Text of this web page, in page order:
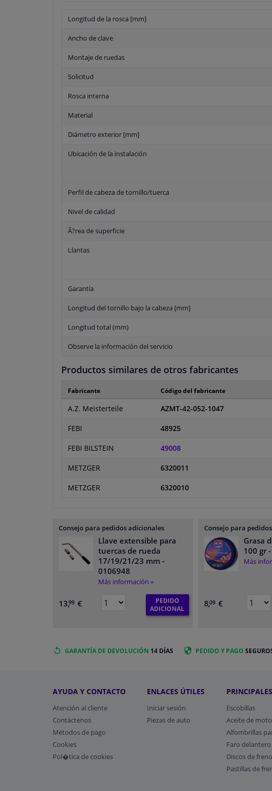
Longitud de la rosca [mm]
Ancho de clave
Montaje de ruedas
Solicitud
Rosca interna
Material
Diámetro exterior [mm]
Ubicación de la instalación
Perfil de cabeza de tornillo/tuerca
Nivel de calidad
Ã?rea de superficie
Llantas
Garantía
Longitud del tornillo bajo la cabeza [mm]
Longitud total (mm)
Observe la información del servicio
Productos similares de otros fabricantes
Fabricante Código del fabricante
A.Z. Meisterteile AZMT-42-052-1047
FEBI 48925
FEBI BILSTEIN 49008
METZGER 6320011
METZGER 6320010
Consejo para pedidos adicionales
Llave extensible para
tuercas de rueda
17/19/21/23 mm -
0106948
Más información »
13,99 €
PEDIDO
ADICIONAL
Consejo para
Grasa
100 gr-
Más
8,09 €
GARANTÍA DE DEVOLUCIÓN 14 DÍAS PEDIDO Y PAGO
AYUDA Y CONTACTO
Atención al cliente
Contáctenos
Métodos de pago
​Cookies
Pol�tica de cookies
ENLACES ÚTILES
Iniciar sesión
Piezas de auto
Escobillas
Aceite de
Alfombrillas
Faro delantero
Discos de freno
Pastillas de